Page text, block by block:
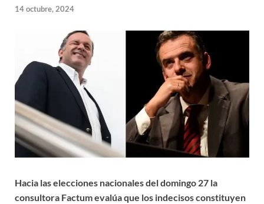
14 octubre, 2024
Hacia las elecciones nacionales del domingo 27 la
consultora Factum evalúa que los indecisos constituyen